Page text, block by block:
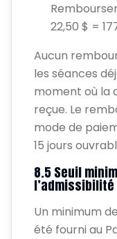
22,50 $ =
Aucun
les séances
moment où la
reçue. Le
mode de
15 jours
8.5 Seuil
Un minimum
été fourni au